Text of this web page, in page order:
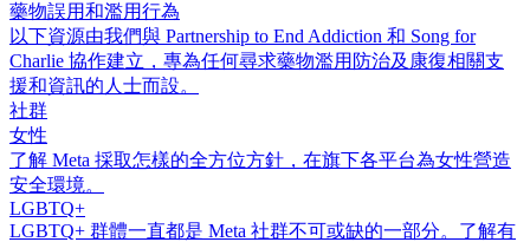
藥物誤用和濫用行為
以下資源由我們與 Partnership to End Addiction 和 Song for
Charlie 協作建立，專為任何尋求藥物濫用防治及康復相關支
援和資訊的人士而設。
社群
女性
了解 Meta 採取怎樣的全方位方針，在旗下各平台為女性營造
安全環境。
LGBTQ+
LGBTQ+ 群體一直都是 Meta 社群不可或缺的一部分。了解有